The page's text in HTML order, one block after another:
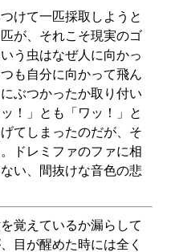
けて一匹採取しようと
が、それこそ現実のゴ
う虫はなぜ人に向かっ
も自分に向かって飛ん
ぶつかったか取り付い
！」とも「ワッ！」と
てしまったのだが、そ
ドレミファのファに相
い、間抜けな音色の悲
覚えているか漏らして
目が醒めた時には全く